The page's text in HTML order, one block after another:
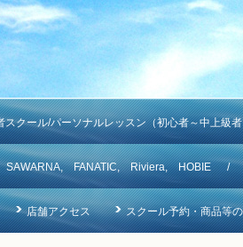
スクール/パーソナルレッスン（初心者～中上級
SAWARNA, FANATIC, Riviera, HOBIE /
店舗アクセス スクール予約・商品